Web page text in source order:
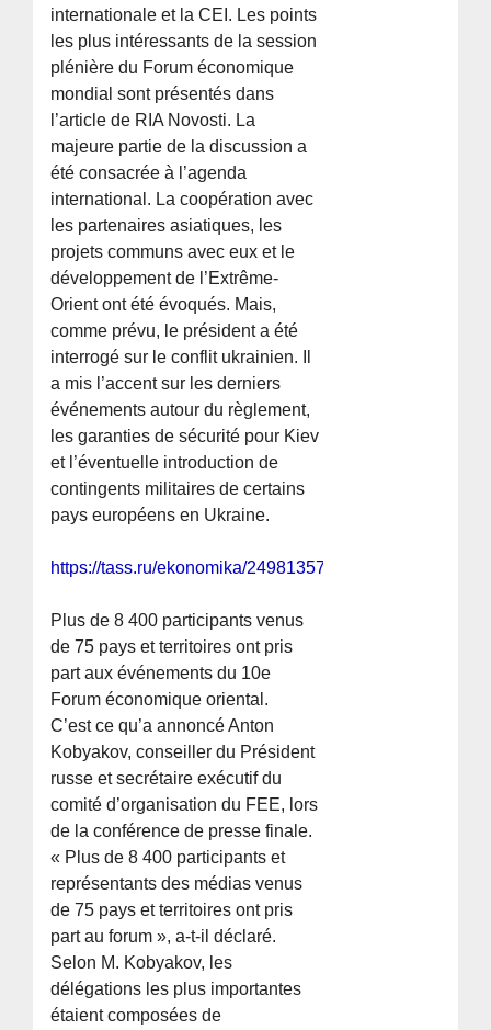
internationale et la CEI. Les points
les plus intéressants de la session
plénière du Forum économique
mondial sont présentés dans
l’article de RIA Novosti. La
majeure partie de la discussion a
été consacrée à l’agenda
international. La coopération avec
les partenaires asiatiques, les
projets communs avec eux et le
développement de l’Extrême-
Orient ont été évoqués. Mais,
comme prévu, le président a été
interrogé sur le conflit ukrainien. Il
a mis l’accent sur les derniers
événements autour du règlement,
les garanties de sécurité pour Kiev
et l’éventuelle introduction de
contingents militaires de certains
pays européens en Ukraine.
https://tass.ru/ekonomika/24981357
Plus de 8 400 participants venus
de 75 pays et territoires ont pris
part aux événements du 10e
Forum économique oriental.
C’est ce qu’a annoncé Anton
Kobyakov, conseiller du Président
russe et secrétaire exécutif du
comité d’organisation du FEE, lors
de la conférence de presse finale.
« Plus de 8 400 participants et
représentants des médias venus
de 75 pays et territoires ont pris
part au forum », a-t-il déclaré.
Selon M. Kobyakov, les
délégations les plus importantes
étaient composées de